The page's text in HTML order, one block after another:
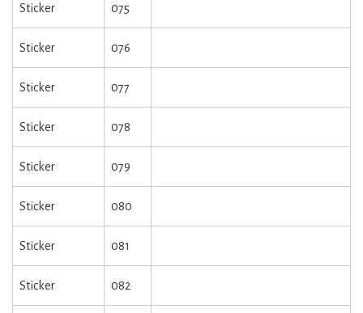
Sticker 075
Sticker 076
Sticker 077
Sticker 078
Sticker 079
Sticker 080
Sticker 081
Sticker 082